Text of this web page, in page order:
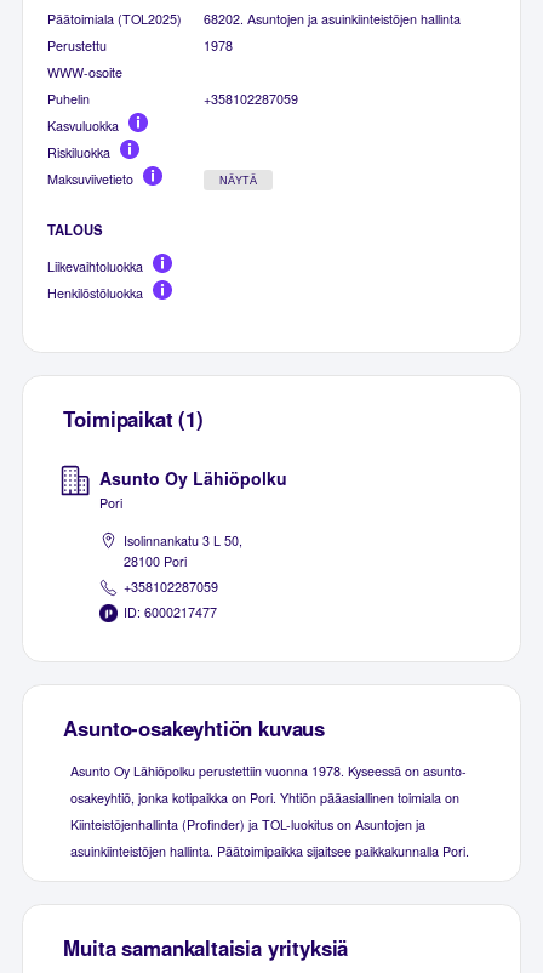
Päätoimiala (TOL2025)
68202. Asuntojen ja asuinkiinteistöjen hallinta
Perustettu
1978
WWW-osoite
Puhelin
+358102287059
Kasvuluokka
Riskiluokka
Maksuviivetieto
NÄYTÄ
TALOUS
Liikevaihtoluokka
Henkilöstöluokka
Toimipaikat (1)
Asunto Oy Lähiöpolku
Pori
Isolinnankatu 3 L 50,
28100 Pori
+358102287059
ID: 6000217477
Asunto-osakeyhtiön kuvaus
Asunto Oy Lähiöpolku perustettiin vuonna 1978. Kyseessä on asunto-
osakeyhtiö, jonka kotipaikka on Pori. Yhtiön pääasiallinen toimiala on
Kiinteistöjenhallinta (Profinder) ja TOL-luokitus on Asuntojen ja
asuinkiinteistöjen hallinta. Päätoimipaikka sijaitsee paikkakunnalla Pori.
Muita samankaltaisia yrityksiä